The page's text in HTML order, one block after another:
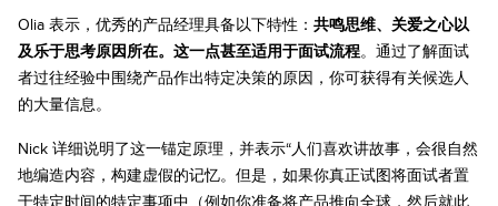
Olia 表示，优秀的产品经理具备以下特性： 共鸣思维、关爱之心以
及乐于思考原因所在。这一点甚至适用于面试流程。通过了解面试
者过往经验中围绕产品作出特定决策的原因，你可获得有关候选人
的大量信息。
Nick 详细说明了这一锚定原理，并表示“人们喜欢讲故事，会很自然
地编造内容，构建虚假的记忆。但是，如果你真正试图将面试者置